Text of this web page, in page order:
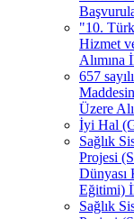
"10.
Hizmet
657
Üzere
İyi Hal
Sağlık
Projesi
Dünyası
Eğitimi)
Sağlık